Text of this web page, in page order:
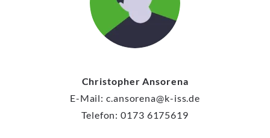
Christopher Ansorena
E-Mail: c.ansorena@k-iss.de
Telefon: ‭0173 6175619‬